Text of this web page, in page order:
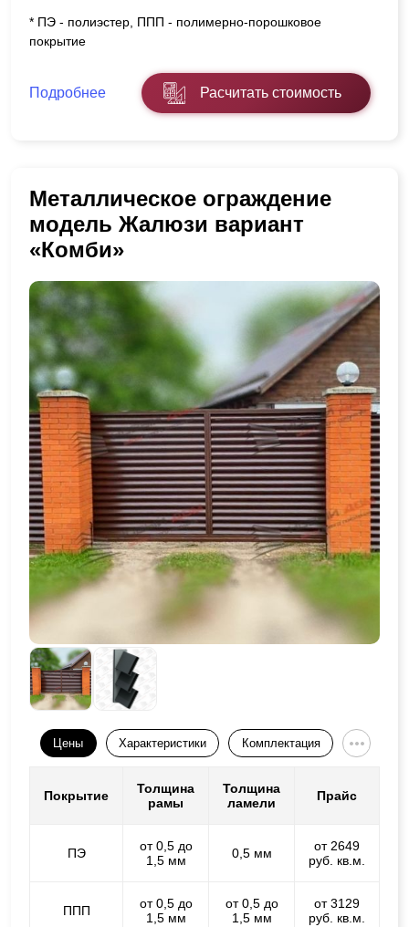
* ПЭ - полиэстер, ППП - полимерно-порошковое
покрытие
Подробнее Расчитать стоимость
Металлическое ограждение
модель Жалюзи вариант
«Комби»
Цены Характеристики Комплектация
Покрытие
Толщина
рамы
Толщина
ламели
Прайс
ПЭ
от 0,5 до
1,5 мм
0,5 мм
от 2649
руб. кв.м.
ППП
от 0,5 до
1,5 мм
от 0,5 до
1,5 мм
от 3129
руб. кв.м.